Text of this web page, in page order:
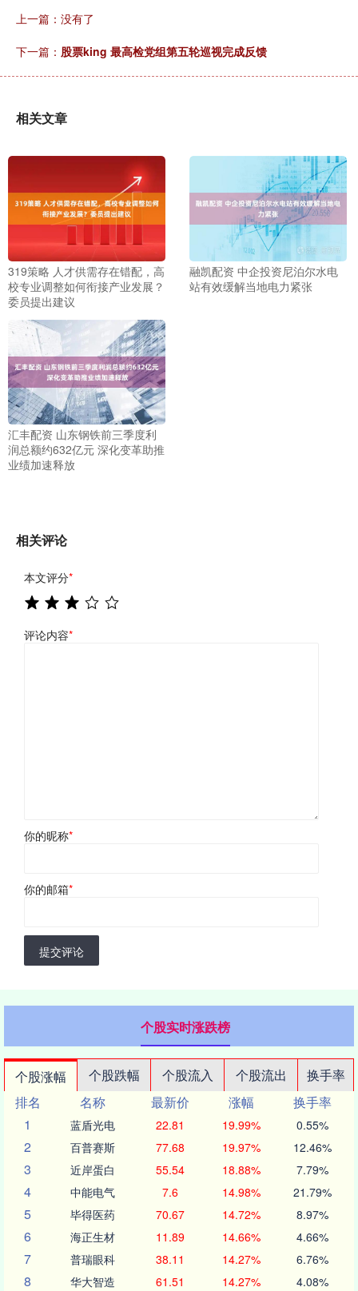
上一篇：没有了
下一篇： 股票king 最高检党组第五轮巡视完成反馈
相关文章
319策略 人才供需存在错配，高
校专业调整如何衔接产业发展？
委员提出建议
融凯配资 中企投资尼泊尔水电
站有效缓解当地电力紧张
汇丰配资 山东钢铁前三季度利
润总额约632亿元 深化变革助推
业绩加速释放
相关评论
本文评分*
评论内容*
你的昵称*
你的邮箱*
提交评论
个股实时涨跌榜
个股涨幅 个股跌幅 个股流入 个股流出
换手率
排名
名称 最新价 涨幅
换手率
1
蓝盾光电 22.81 19.99% 0.55%
2 百普赛斯 77.68 19.97% 12.46%
3 近岸蛋白 55.54 18.88% 7.79%
4 中能电气 7.6 14.98% 21.79%
5 毕得医药 70.67 14.72% 8.97%
6 海正生材 11.89 14.66% 4.66%
7 普瑞眼科 38.11 14.27% 6.76%
8 华大智造 61.51 14.27% 4.08%